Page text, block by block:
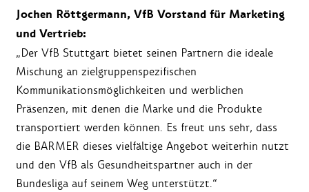
Jochen Röttgermann, VfB Vorstand für Marketing
und Vertrieb:
„Der VfB Stuttgart bietet seinen Partnern die ideale
Mischung an zielgruppenspezifischen
Kommunikationsmöglichkeiten und werblichen
Präsenzen, mit denen die Marke und die Produkte
transportiert werden können. Es freut uns sehr, dass
die BARMER dieses vielfältige Angebot weiterhin nutzt
und den VfB als Gesundheitspartner auch in der
Bundesliga auf seinem Weg unterstützt.“